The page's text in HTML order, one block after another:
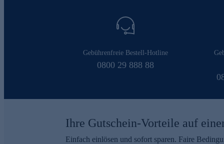
Gebührenfreie Bestell-Hotline
0800 29 888 88
Ihre Gutschein-Vorteile auf
Einfach einlösen und sofort sparen. Faire